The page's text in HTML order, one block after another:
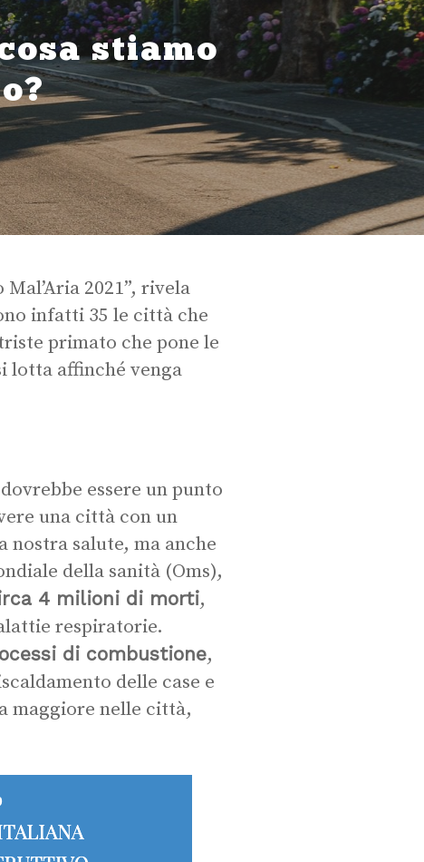
stiamo
2021”, rivela
infatti 35 le città che
primato che pone le
lotta affinché venga
essere un punto
una città con un
salute, ma anche
della sanità (Oms),
4 milioni di morti,
respiratorie.
di combustione,
delle case e
maggiore nelle città,